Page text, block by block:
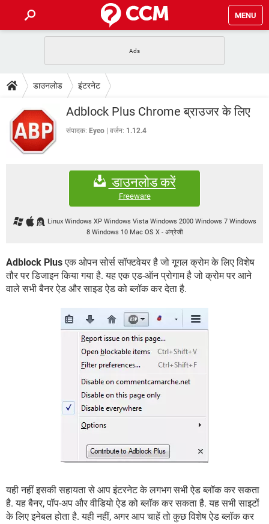
MENU
फोन पर अकाउंट बैलेंस चेक
WhatsApp Hack हो गया? Lucky Patcher यूज करें
टेक-स्पेशल
2020 के फ्री एंटीवायरस
बेस्ट फ्री ऑनलाइन गेम्स
डाउनलोड
Vidmate PUBG Mobile
WhatsRemoved+
FORUM
कंप्यूटर बस
डाउनलोड इंटरनेट
Adblock Plus Chrome ब्राउजर के लिए
संपादक: Eyeo वर्जन: 1.12.4
डाउनलोड करें
Freeware
Linux Windows XP Windows Vista Windows 2000 Windows 7 Windows
8 Windows 10 Mac OS X - अंग्रेजी
Adblock Plusएक ओपन सोर्स सॉफ्टवेयर है जो गूगल क्रोम के लिए विशेष
तौर पर डिजाइन किया गया है. यह एक एड-ऑन प्रोगाम है जो क्रोम पर आने
वाले सभी बैनर ऐड और साइड ऐड को ब्लॉक कर देता है.
यही नहीं इसकी सहायता से आप इंटरनेट के लगभग सभी ऐड ब्लॉक कर सकता
है. यह बैनर, पॉप-अप और वीडियो ऐड को ब्लॉक कर सकता है. यह सभी साइटों
के लिए इनेबल होता है. यही नहीं, अगर आप चाहें तो कुछ विशेष ऐड ब्लॉक कर